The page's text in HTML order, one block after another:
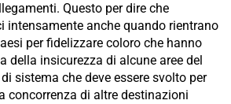
Questo per dire che
intensamente anche quando rientrano
per fidelizzare coloro che hanno
della insicurezza di alcune aree del
sistema che deve essere svolto per
concorrenza di altre destinazioni